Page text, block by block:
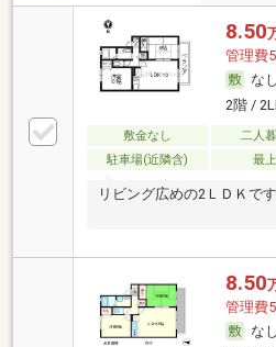
8.50
管理費
なし
2階 /
敷金なし 二人
駐車場(近隣含)
最
リビング広めの2ＬＤＫです
8.50
管理費
なし